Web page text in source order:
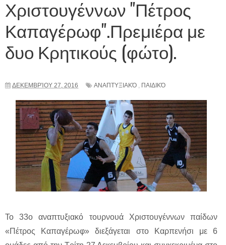
Χριστουγέννων "Πέτρος
Καπαγέρωφ".Πρεμιέρα με
δυο Κρητικούς (φώτο).
ΔΕΚΕΜΒΡΊΟΥ 27, 2016 ΑΝΑΠΤΥΞΙΑΚΌ , ΠΑΙΔΙΚΌ
Το 33ο αναπτυξιακό τουρνουά Χριστουγέννων παίδων
«Πέτρος Καπαγέρωφ» διεξάγεται στο Καρπενήσι με 6